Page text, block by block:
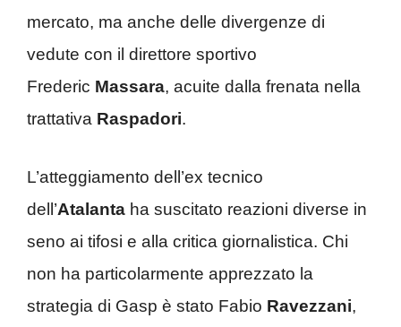
mercato, ma anche delle divergenze di
vedute con il direttore sportivo
Frederic Massara, acuite dalla frenata nella
trattativa Raspadori.
L’atteggiamento dell’ex tecnico
dell’Atalanta ha suscitato reazioni diverse in
seno ai tifosi e alla critica giornalistica. Chi
non ha particolarmente apprezzato la
strategia di Gasp è stato Fabio Ravezzani,